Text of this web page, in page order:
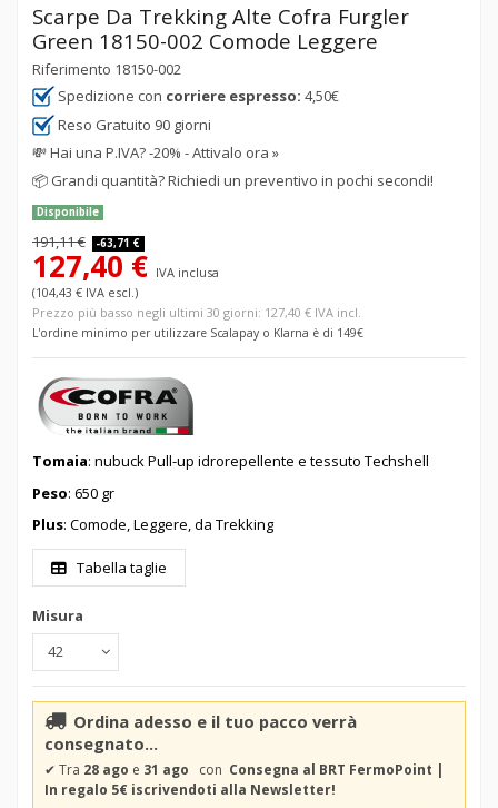
Scarpe Da Trekking Alte Cofra Furgler
Green 18150-002 Comode Leggere
Riferimento 18150-002
Spedizione con corriere espresso: 4,50€
Reso Gratuito 90 giorni
💸Hai una P.IVA? -20% - Attivalo ora »
📦 Grandi quantità? Richiedi un preventivo in pochi secondi!
Disponibile
191,11 € -63,71 €
127,40 € IVA inclusa
(104,43 € IVA escl.)
Prezzo più basso negli ultimi 30 giorni: 127,40 € IVA incl.
L'ordine minimo per utilizzare Scalapay o Klarna è di 149€
Tomaia: nubuck Pull-up idrorepellente e tessuto Techshell
Peso: 650 gr
Plus: Comode, Leggere, da Trekking
Tabella taglie
Misura
Ordina adesso e il tuo pacco verrà
consegnato...
✔ Tra 28 ago e 31 ago con Consegna al BRT FermoPoint |
In regalo 5€ iscrivendoti alla Newsletter!